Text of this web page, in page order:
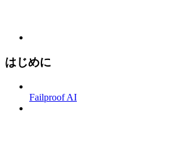
はじめに
Failproof AI